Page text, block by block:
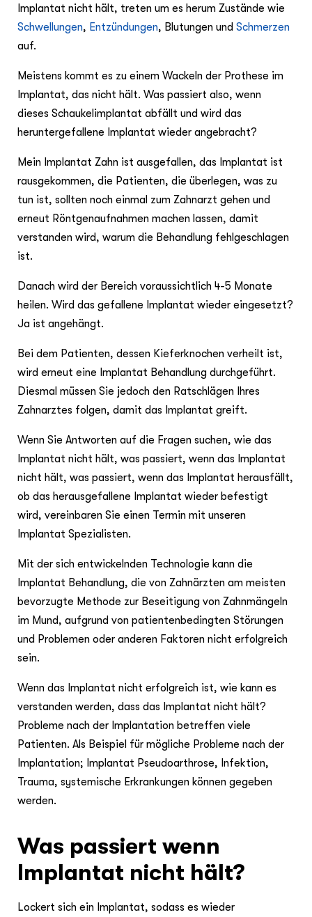
Implantat nicht hält, treten um es herum Zustände wie
Schwellungen, Entzündungen, Blutungen und Schmerzen
auf.
Meistens kommt es zu einem Wackeln der Prothese im
Implantat, das nicht hält. Was passiert also, wenn
dieses Schaukelimplantat abfällt und wird das
heruntergefallene Implantat wieder angebracht?
Mein Implantat Zahn ist ausgefallen, das Implantat ist
rausgekommen, die Patienten, die überlegen, was zu
tun ist, sollten noch einmal zum Zahnarzt gehen und
erneut Röntgenaufnahmen machen lassen, damit
verstanden wird, warum die Behandlung fehlgeschlagen
ist.
Danach wird der Bereich voraussichtlich 4-5 Monate
heilen. Wird das gefallene Implantat wieder eingesetzt?
Ja ist angehängt.
Bei dem Patienten, dessen Kieferknochen verheilt ist,
wird erneut eine Implantat Behandlung durchgeführt.
Diesmal müssen Sie jedoch den Ratschlägen Ihres
Zahnarztes folgen, damit das Implantat greift.
Wenn Sie Antworten auf die Fragen suchen, wie das
Implantat nicht hält, was passiert, wenn das Implantat
nicht hält, was passiert, wenn das Implantat herausfällt,
ob das herausgefallene Implantat wieder befestigt
wird, vereinbaren Sie einen Termin mit unseren
Implantat Spezialisten.
Mit der sich entwickelnden Technologie kann die
Implantat Behandlung, die von Zahnärzten am meisten
bevorzugte Methode zur Beseitigung von Zahnmängeln
im Mund, aufgrund von patientenbedingten Störungen
und Problemen oder anderen Faktoren nicht erfolgreich
sein.
Wenn das Implantat nicht erfolgreich ist, wie kann es
verstanden werden, dass das Implantat nicht hält?
Probleme nach der Implantation betreffen viele
Patienten. Als Beispiel für mögliche Probleme nach der
Implantation; Implantat Pseudoarthrose, Infektion,
Trauma, systemische Erkrankungen können gegeben
werden.
Was passiert wenn
Implantat nicht hält?
Lockert sich ein Implantat, sodass es wieder